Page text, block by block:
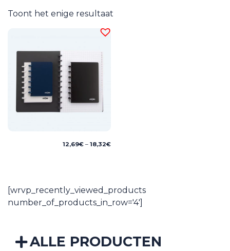
Toont het enige resultaat
12,69€ – 18,32€Price
[wrvp_recently_viewed_products
number_of_products_in_row='4']
ALLE PRODUCTEN